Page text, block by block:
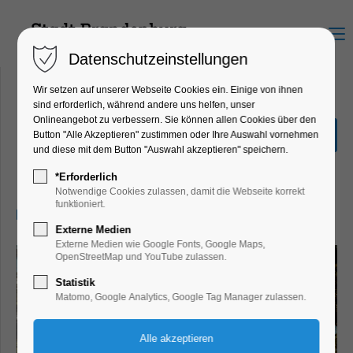
Menu
Fotoausstellung Destroying
Cultural Heritage
Ausstellung
Datenschutzeinstellungen
Wir setzen auf unserer Webseite Cookies ein. Einige von ihnen
sind erforderlich, während andere uns helfen, unser
Onlineangebot zu verbessern. Sie können allen Cookies über den
Button "Alle Akzeptieren" zustimmen oder Ihre Auswahl vornehmen
und diese mit dem Button "Auswahl akzeptieren" speichern.
*Erforderlich
Notwendige Cookies zulassen, damit die Webseite korrekt
funktioniert.
Externe Medien
Externe Medien wie Google Fonts, Google Maps,
OpenStreetMap und YouTube zulassen.
Statistik
Matomo, Google Analytics, Google Tag Manager zulassen.